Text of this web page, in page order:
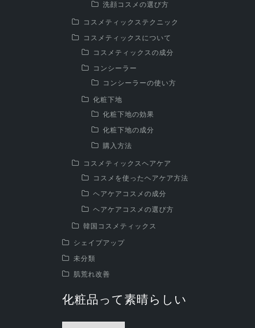
洗顔コスメの選び方
コスメティックステクニック
コスメティックスについて
コスメティックスの成分
コンシーラー
コンシーラーの使い方
化粧下地
化粧下地の効果
化粧下地の成分
購入方法
コスメティックスヘアケア
コスメを使ったヘアケア方法
ヘアケアコスメの成分
ヘアケアコスメの選び方
韓国コスメティックス
シェイプアップ
未分類
肌荒れ改善
化粧品って素晴らしい